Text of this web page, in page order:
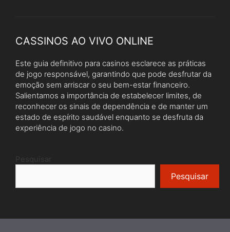
CASSINOS AO VIVO ONLINE
Este guia definitivo para casinos esclarece as práticas
de jogo responsável, garantindo que pode desfrutar da
emoção sem arriscar o seu bem-estar financeiro.
Salientamos a importância de estabelecer limites, de
reconhecer os sinais de dependência e de manter um
estado de espírito saudável enquanto se desfruta da
experiência de jogo no casino.
Pesquisar
Pesquisar